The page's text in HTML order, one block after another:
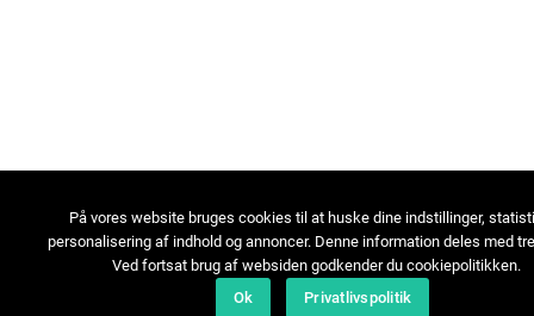
På vores website bruges cookies til at huske dine indstillinger,
personalisering af indhold og annoncer. Denne information deles med
Ved fortsat brug af websiden godkender du cookiepolitikken.
Ok
Privatlivspolitik